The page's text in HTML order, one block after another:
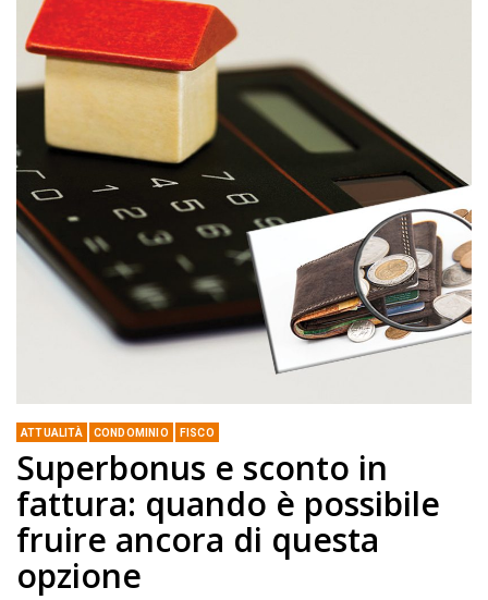
ATTUALITÀ CONDOMINIO FISCO
Superbonus e sconto in
fattura: quando è possibile
fruire ancora di questa
opzione